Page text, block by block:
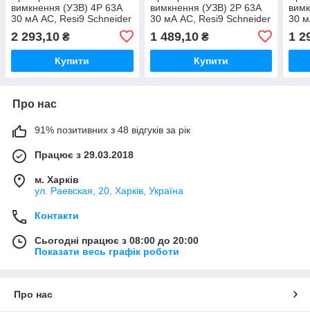
вимкнення (УЗВ) 4P 63A
30 мА АС, Resi9 Schneider
2 293,10 ₴
Купити
вимкнення (УЗВ) 2P 63A
30 мА АС, Resi9 Schneider
1 489,10₴
Купити
30
1
Про нас
91% позитивних з 48 відгуків за рік
Працює з 29.03.2018
м. Харків
ул. Раевская, 20, Харків, Україна
Контакти
Сьогодні працює з 08:00 до 20:00
Показати весь графік роботи
Про нас